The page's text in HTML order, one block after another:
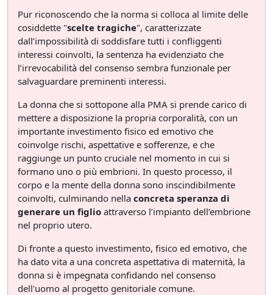
Pur riconoscendo che la norma si colloca al limite delle
cosiddette "scelte tragiche", caratterizzate
dall’impossibilità di soddisfare tutti i confliggenti
interessi coinvolti, la sentenza ha evidenziato che
l’irrevocabilità del consenso sembra funzionale per
salvaguardare preminenti interessi.
La donna che si sottopone alla PMA si prende carico di
mettere a disposizione la propria corporalità, con un
importante investimento fisico ed emotivo che
coinvolge rischi, aspettative e sofferenze, e che
raggiunge un punto cruciale nel momento in cui si
formano uno o più embrioni. In questo processo, il
corpo e la mente della donna sono inscindibilmente
coinvolti, culminando nella concreta speranza di
generare un figlio attraverso l’impianto dell’embrione
nel proprio utero.
Di fronte a questo investimento, fisico ed emotivo, che
ha dato vita a una concreta aspettativa di maternità, la
donna si è impegnata confidando nel consenso
dell'uomo al progetto genitoriale comune.